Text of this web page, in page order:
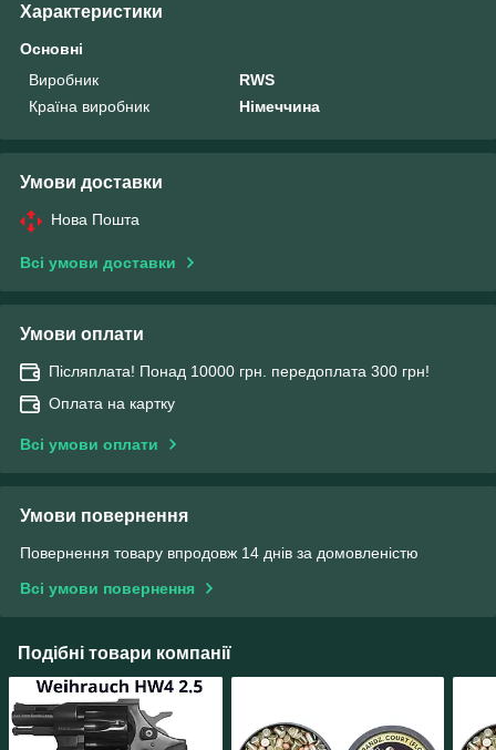
Характеристики
Основні
Виробник
RWS
Країна виробник
Німеччина
Умови доставки
Нова Пошта
Всі умови доставки
Умови оплати
Післяплата! Понад 10000 грн. передоплата 300 грн!
Оплата на картку
Всі умови оплати
Умови повернення
Повернення товару впродовж 14 днів за домовленістю
Всі умови повернення
Подібні товари компанії